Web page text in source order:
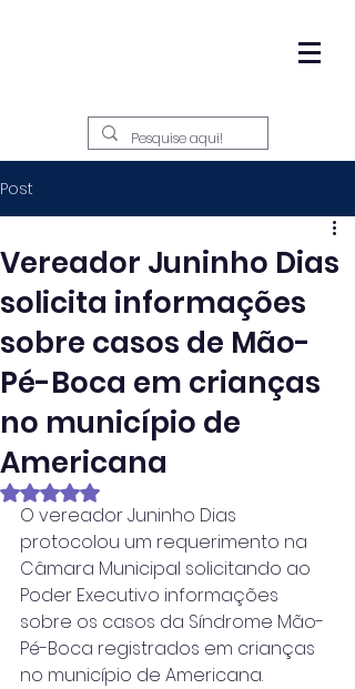
Post
Vereador Juninho Dias
solicita informações
sobre casos de Mão-
Pé-Boca em crianças
no município de
Americana
Avaliado com NaN de 5 estrelas.
O vereador Juninho Dias
protocolou um requerimento na
Câmara Municipal solicitando ao
Poder Executivo informações
sobre os casos da Síndrome Mão-
Pé-Boca registrados em crianças
no município de Americana.